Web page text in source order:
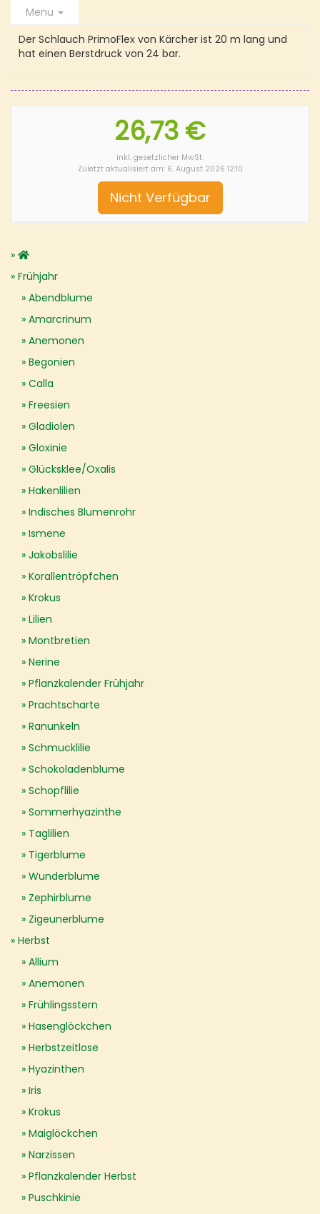
Menu
Der Schlauch PrimoFlex von Kärcher ist 20 m lang und
hat einen Berstdruck von 24 bar.
26,73 €
inkl. gesetzlicher MwSt.
Zuletzt aktualisiert am: 6. August 2026 12:10
Nicht Verfügbar
Frühjahr
Abendblume
Amarcrinum
Anemonen
Begonien
Calla
Freesien
Gladiolen
Gloxinie
Glücksklee/Oxalis
Hakenlilien
Indisches Blumenrohr
Ismene
Jakobslilie
Korallentröpfchen
Krokus
Lilien
Montbretien
Nerine
Pflanzkalender Frühjahr
Prachtscharte
Ranunkeln
Schmucklilie
Schokoladenblume
Schopflilie
Sommerhyazinthe
Taglilien
Tigerblume
Wunderblume
Zephirblume
Zigeunerblume
Herbst
Allium
Anemonen
Frühlingsstern
Hasenglöckchen
Herbstzeitlose
Hyazinthen
Iris
Krokus
Maiglöckchen
Narzissen
Pflanzkalender Herbst
Puschkinie